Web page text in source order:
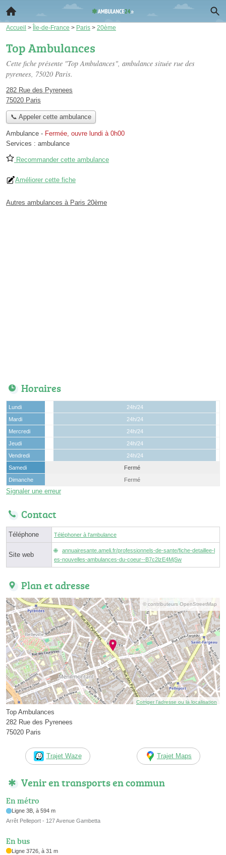
Accueil > Île-de-France > Paris > 20ème
Top Ambulances
Cette fiche présente "Top Ambulances", ambulance située rue des
pyrenees, 75020 Paris.
282 Rue des Pyrenees
75020 Paris
📞 Appeler cette ambulance
Ambulance - Fermée, ouvre lundi à 0h00
Services : ambulance
Recommander cette ambulance
Améliorer cette fiche
Autres ambulances à Paris 20ème
Horaires
Lundi
24h/24
Mardi
24h/24
Mercredi
24h/24
Jeudi
24h/24
Vendredi
24h/24
Samedi
Fermé
Dimanche
Fermé
Signaler une erreur
Contact
Téléphone Téléphoner à l'ambulance
Site web
annuairesante.ameli.fr/professionnels-de-sante/fiche-detaillee-l
es-nouvelles-ambulances-du-coeur--B7c2lzE4MjSw
Plan et adresse
© contributeurs OpenStreetMap
Corriger l’adresse ou la localisation
Top Ambulances
282 Rue des Pyrenees
75020 Paris
Trajet Waze Trajet Maps
Venir en transports en commun
En métro
Ligne 3B, à 594 m
Arrêt Pelleport - 127 Avenue Gambetta
En bus
Ligne 3726, à 31 m